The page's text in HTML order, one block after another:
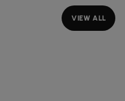
VIEW ALL